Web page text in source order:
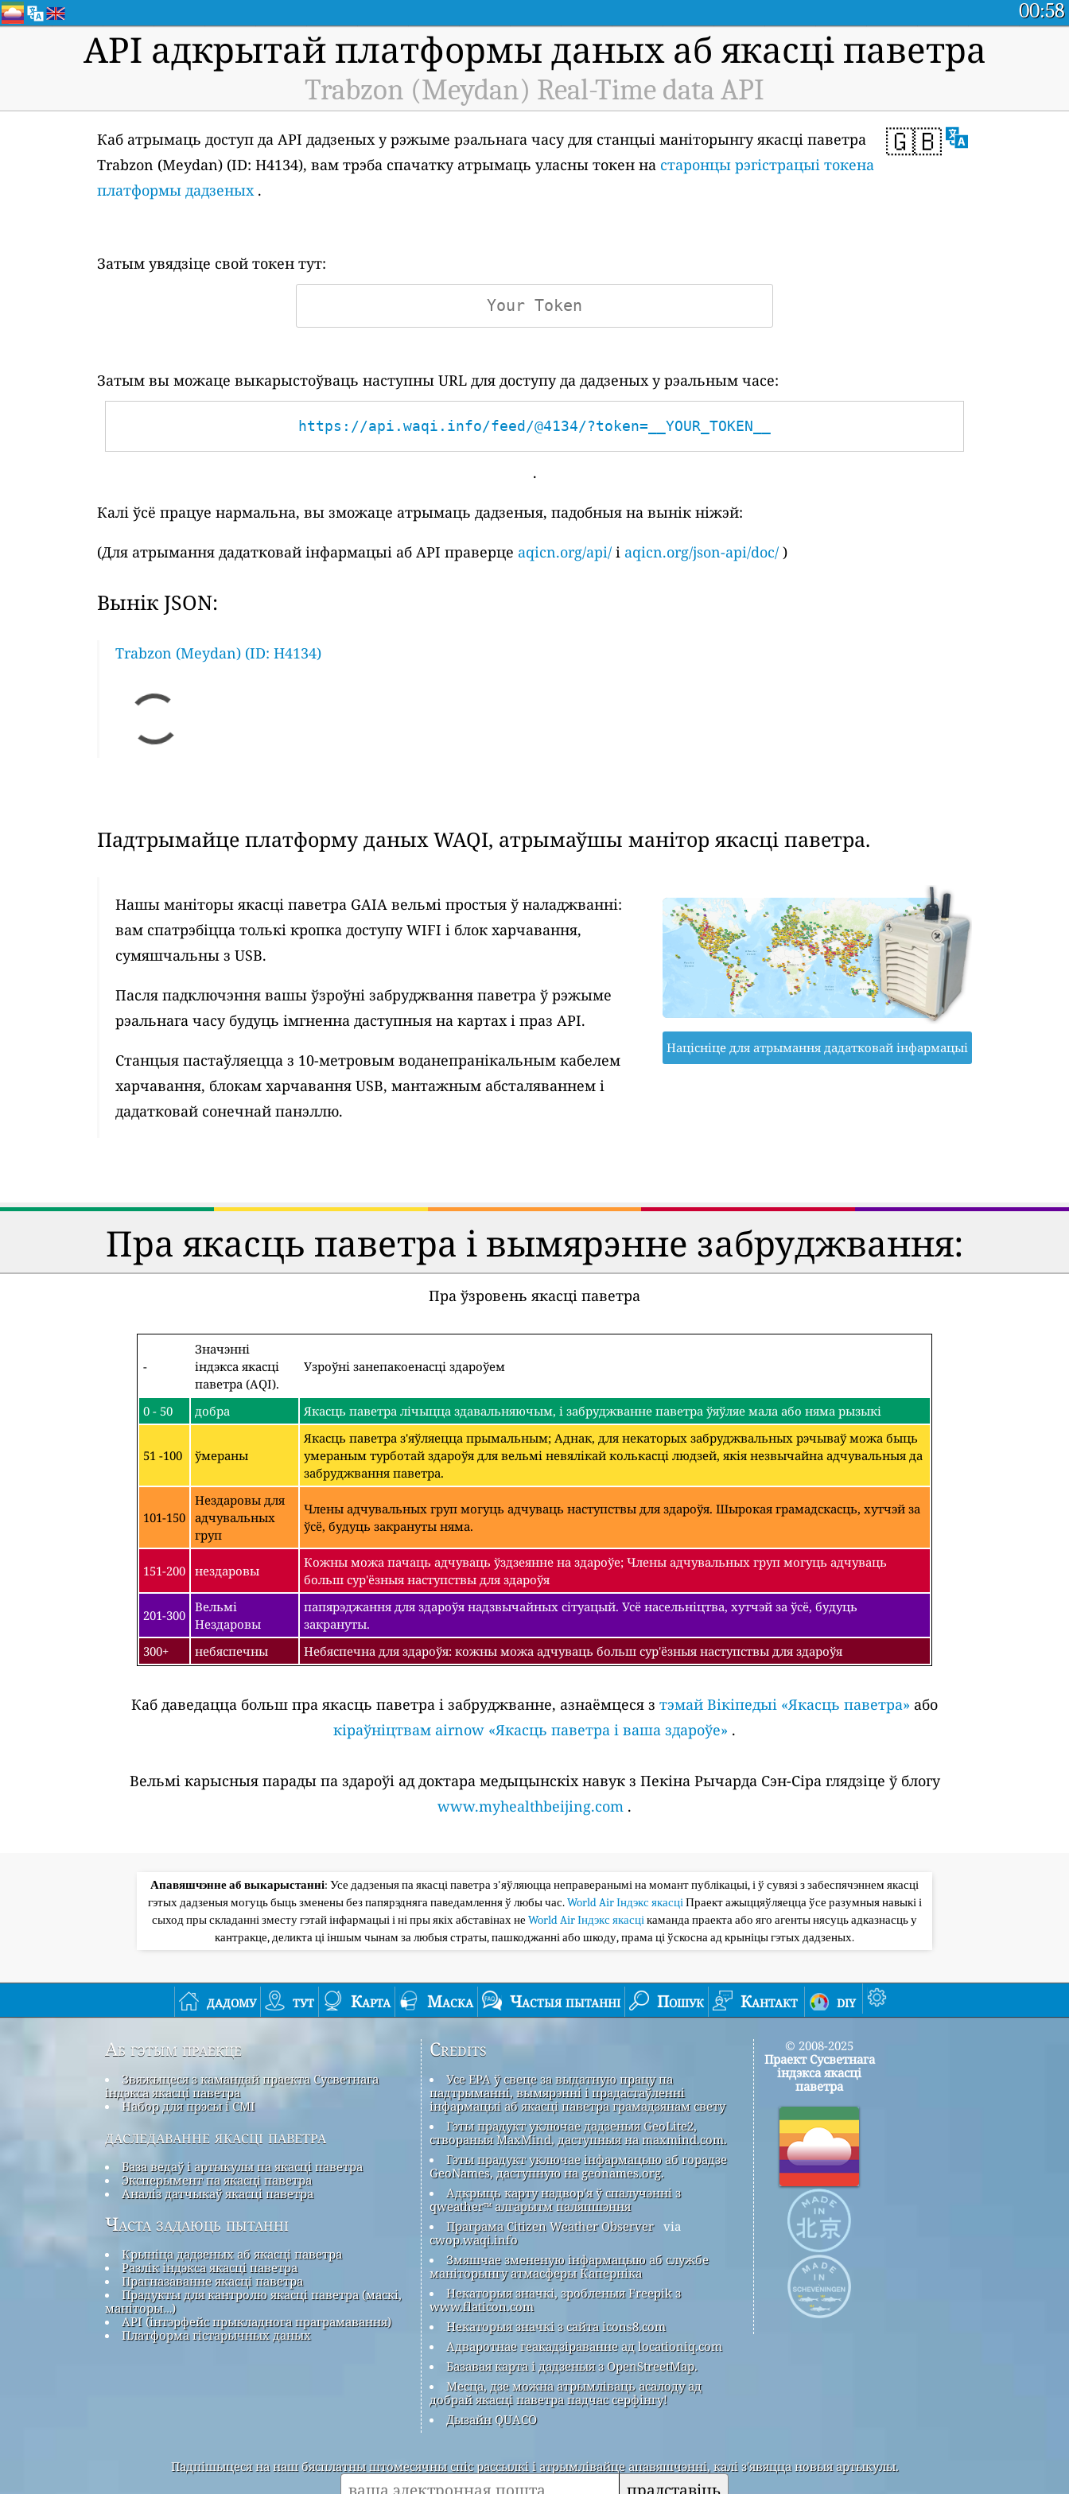
00:58
API адкрытай платформы даных аб якасці паветра
Trabzon (Meydan) Real-Time data API
🇬🇧
Каб атрымаць доступ да API дадзеных у рэжыме рэальнага часу для станцыі маніторынгу якасці паветра
Trabzon (Meydan) (ID: H4134), вам трэба спачатку атрымаць уласны токен на старонцы рэгістрацыі токена
платформы дадзеных.
Затым увядзіце свой токен тут:
Затым вы можаце выкарыстоўваць наступны URL для доступу да дадзеных у рэальным часе:
https://api.waqi.info/feed/@4134/?token=__YOUR_TOKEN__
.
Калі ўсё працуе нармальна, вы зможаце атрымаць дадзеныя, падобныя на вынік ніжэй:
(Для атрымання дадатковай інфармацыі аб API праверце aqicn.org/api/ і aqicn.org/json-api/doc/ )
Вынік JSON:
Trabzon (Meydan) (ID: H4134)
Падтрымайце платформу даных WAQI, атрымаўшы манітор якасці паветра.
Нашы маніторы якасці паветра GAIA вельмі простыя ў наладжванні:
вам спатрэбіцца толькі кропка доступу WIFI і блок харчавання,
сумяшчальны з USB.
Пасля падключэння вашы ўзроўні забруджвання паветра ў рэжыме
рэальнага часу будуць імгненна даступныя на картах і праз API.
Станцыя пастаўляецца з 10-метровым воданепранікальным кабелем
харчавання, блокам харчавання USB, мантажным абсталяваннем і
дадатковай сонечнай панэллю.
Націсніце для атрымання дадатковай інфармацыі
Пра якасць паветра і вымярэнне забруджвання:
Пра ўзровень якасці паветра
-
Значэнні
індэкса якасці
паветра (AQI).
Узроўні занепакоенасці здароўем
0 - 50 добра Якасць паветра лічыцца здавальняючым, і забруджванне паветра ўяўляе мала або няма рызыкі
51 -100 ўмераны
Якасць паветра з'яўляецца прымальным; Аднак, для некаторых забруджвальных рэчываў можа быць
умераным турботай здароўя для вельмі невялікай колькасці людзей, якія незвычайна адчувальныя да
забруджвання паветра.
101-150
Нездаровы для
адчувальных
груп
Члены адчувальных груп могуць адчуваць наступствы для здароўя. Шырокая грамадскасць, хутчэй за
ўсё, будуць закрануты няма.
151-200 нездаровы
Кожны можа пачаць адчуваць ўздзеянне на здароўе; Члены адчувальных груп могуць адчуваць
больш сур'ёзныя наступствы для здароўя
201-300
Вельмі
Нездаровы
папярэджання для здароўя надзвычайных сітуацый. Усё насельніцтва, хутчэй за ўсё, будуць
закрануты.
300+
небяспечны Небяспечна для здароўя: кожны можа адчуваць больш сур'ёзныя наступствы для здароўя
Каб даведацца больш пра якасць паветра і забруджванне, азнаёмцеся з тэмай Вікіпедыі «Якасць паветра» або
кіраўніцтвам airnow «Якасць паветра і ваша здароўе» .
Вельмі карысныя парады па здароўі ад доктара медыцынскіх навук з Пекіна Рычарда Сэн-Сіра глядзіце ў блогу
www.myhealthbeijing.com .
Апавяшчэнне аб выкарыстанні: Усе дадзеныя па якасці паветра з'яўляюцца неправеранымі на момант публікацыі, і ў сувязі з забеспячэннем якасці
гэтых дадзеныя могуць быць зменены без папярэдняга паведамлення ў любы час.World Air Індэкс якасціПраект ажыццяўляецца ўсе разумныя навыкі і
сыход пры складанні зместу гэтай інфармацыі і ні пры якіх абставінах не World Air Індэкс якасцікаманда праекта або яго агенты нясуць адказнасць у
кантракце, деликта ці іншым чынам за любыя страты, пашкоджанні або шкоду, прама ці ўскосна ад крыніцы гэтых дадзеных.
дадому тут Карта Маска Частыя пытанні Пошук Кантакт diy
Аб гэтым праекце
Звяжыцеся з камандай праекта Сусветнага
індэкса якасці паветра
Набор для прэсы і СМІ
даследаванне якасці паветра
База ведаў і артыкулы па якасці паветра
Эксперымент па якасці паветра
Аналіз датчыкаў якасці паветра
Часта задаюць пытанні
Крыніца дадзеных аб якасці паветра
Разлік індэкса якасці паветра
Прагназаванне якасці паветра
Прадукты для кантролю якасці паветра (маскі,
маніторы…)
API (інтэрфейс прыкладнога праграмавання)
Платформа гістарычных даных
Credits
Усе EPA ў свеце за выдатную працу па
падтрыманні, вымярэнні і прадастаўленні
інфармацыі аб якасці паветра грамадзянам свету
Гэты прадукт уключае дадзеныя GeoLite2,
створаныя MaxMind, даступныя на maxmind.com.
Гэты прадукт уключае інфармацыю аб горадзе
GeoNames, даступную на geonames.org.
Адкрыць карту надвор'я ў спалучэнні з
qweather™ алгарытм паляпшэння
Праграма Citizen Weather Observer via
cwop.waqi.info
Змяшчае змененую інфармацыю аб службе
маніторынгу атмасферы Каперніка
Некаторыя значкі, зробленыя Freepik з
www.flaticon.com
Некаторыя значкі з сайта icons8.com
Адваротнае геакадзіраванне ад locationiq.com
Базавая карта і дадзеныя з OpenStreetMap.
Месца, дзе можна атрымліваць асалоду ад
добрай якасці паветра падчас серфінгу!
Дызайн QUACO
© 2008-2025
Праект Сусветнага
індэкса якасці
паветра
Падпішыцеся на наш бясплатны штомесячны спіс рассылкі і атрымлівайце апавяшчэнні, калі з'явяцца новыя артыкулы.
прадставіць